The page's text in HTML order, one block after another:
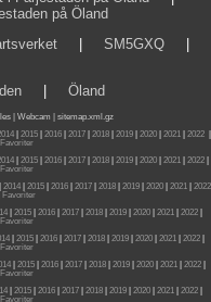
på Öland
SM5GXQ
| Öland
| Webcam |
sitemap.xml.gz
| 2015| 2016| 2017| 2018| 2019| 2020| 2021| 2022|
Favoriter
2015 2016 2017 2018 2019 2020 2021 2022
Favoriter
2014 2015 2016 2017 2018 2019 2020 2021
2022
Favoriter
2015 2016 2017 2018 2019 2020 2021 2022
Favoriter
| 2015| 2016| 2017| 2018| 2019| 2020| 2021| 2022|
Favoriter
| 2015| 2016| 2017| 2018| 2019| 2020| 2021| 2022|
Favoriter
| 2015| 2016| 2017| 2018| 2019| 2020| 2021| 2022|
Favoriter